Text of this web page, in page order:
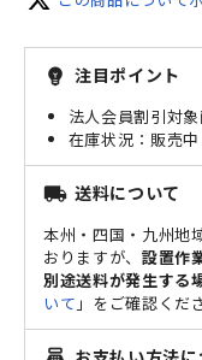
emoji_objects 注目ポイント
法人会員割引対
販売中
local_shipping 送料について
本州・四国・九州地
おりますが、 設置作
別途送料が発生する
いて 」をご確認くだ